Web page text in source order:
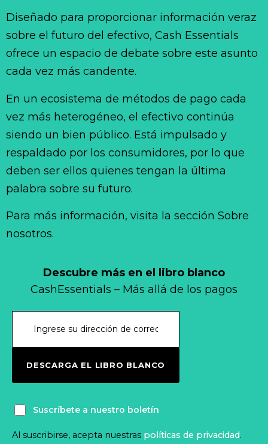
Descubre más en el libro blanco
CashEssentials – Más allá de los pagos
DESCARGA EL LIBRO BLANCO
Suscríbete a nuestro boletín
Al suscribirse, acepta nuestras políticas de privacidad.
Diseñado para proporcionar información veraz
sobre el futuro del efectivo, Cash Essentials
ofrece un espacio de debate sobre este asunto
cada vez más candente.
En un ecosistema de métodos de pago cada
vez más heterogéneo, el efectivo continúa
siendo un bien público. Está impulsado y
respaldado por los consumidores, por lo que
deben ser ellos quienes tengan la última
palabra sobre su futuro.
Para más información, visita la sección Sobre
nosotros.